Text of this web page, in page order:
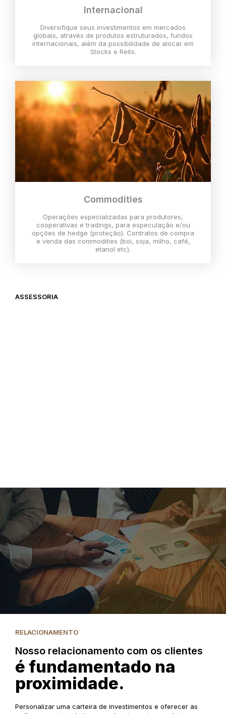
Internacional
Diversifique seus investimentos em mercados
globais, através de produtos estruturados, fundos
internacionais, além da possibilidade de alocar em
Stocks e Reits.
Commodities
Operações especializadas para produtores,
cooperativas e tradings, para especulação e/ou
opções de hedge (proteção). Contratos de compra
e venda das commodities (boi, soja, milho, café,
etanol etc).
ASSESSORIA
RELACIONAMENTO
Nosso relacionamento com os clientes
é fundamentado na
proximidade.
Personalizar uma carteira de investimentos e oferecer as